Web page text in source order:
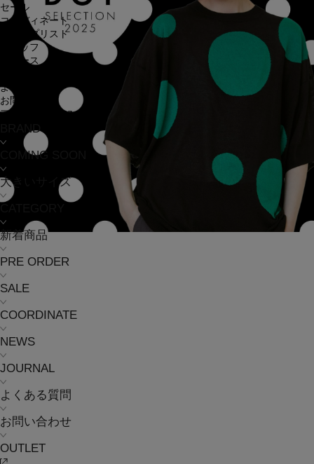
セール
コーディネート
ショップリスト
スタッフ
ニュース
よくある質問
お問い合わせ
アウトレット
BRAND
COMING SOON
大きいサイズ
新着商品
PRE ORDER
SALE
COORDINATE
NEWS
JOURNAL
よくある質問
お問い合わせ
OUTLET